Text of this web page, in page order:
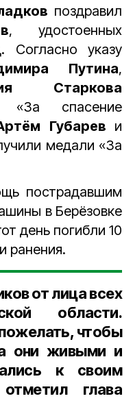
поздравил
, удостоенных
Согласно указу
Путина,
Старкова
«За спасение
Губарев и
медали «За
пострадавшим
в Берёзовке
день погибли 10
ранения.
от лица всех
области.
чтобы
они живыми и
к своим
глава